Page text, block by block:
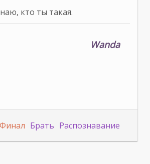
кто ты такая.
Wanda
Брать Распознавание